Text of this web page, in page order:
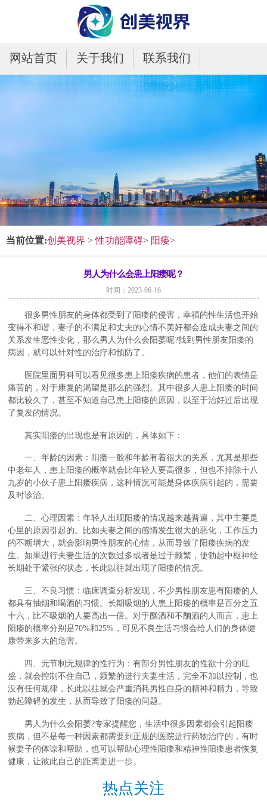
网站首页 关于我们 联系我们
当前位置:创美视界 >性功能障碍> 阳痿>
男人为什么会患上阳痿呢？
时间：2023-06-16
很多男性朋友的身体都受到了阳痿的侵害，幸福的性生活也开始
变得不和谐，妻子的不满足和丈夫的心情不美好都会造成夫妻之间的
关系发生恶性变化，那么男人为什么会阳萎呢?找到男性朋友阳痿的
病因，就可以针对性的治疗和预防了。
医院里面男科可以看见很多患上阳痿疾病的患者，他们的表情是
痛苦的，对于康复的渴望是那么的强烈。其中很多人患上阳痿的时间
都比较久了，甚至不知道自己患上阳痿的原因，以至于治好过后出现
了复发的情况。
其实阳痿的出现也是有原因的，具体如下：
一、年龄的因素：阳痿一般和年龄有着很大的关系，尤其是那些
中老年人，患上阳痿的概率就会比年轻人要高很多，但也不排除十八
九岁的小伙子患上阳痿疾病，这种情况可能是身体疾病引起的，需要
及时诊治。
二、心理因素：年轻人出现阳痿的情况越来越普遍，其中主要是
心里的原因引起的。比如夫妻之间的感情发生很大的恶化，工作压力
的不断增大，就会影响男性朋友的心情，从而导致了阳痿疾病的发
生。如果进行夫妻生活的次数过多或者是过于频繁，使勃起中枢神经
长期处于紧张的状态，长此以往就出现了阳痿的情况。
三、不良习惯：临床调查分析发现，不少男性朋友患有阳痿的人
都具有抽烟和喝酒的习惯。长期吸烟的人患上阳痿的概率是百分之五
十六，比不吸烟的人要高出一倍。对于酗酒和不酗酒的人而言，患上
阳痿的概率分别是70%和25%，可见不良生活习惯会给人们的身体健
康带来多大的危害。
四、无节制无规律的性行为：有部分男性朋友的性欲十分的旺
盛，就会控制不住自己，频繁的进行夫妻生活，完全不加以控制，也
没有任何规律，长此以往就会严重消耗男性自身的精神和精力，导致
勃起障碍的发生，从而导致了阳痿的问题。
男人为什么会阳萎?专家提醒您，生活中很多因素都会引起阳痿
疾病，但不是每一种因素都需要到正规的医院进行药物治疗的，有时
候妻子的体谅和帮助，也可以帮助心理性阳痿和精神性阳痿患者恢复
健康，让彼此自己的距离更进一步。
热点关注